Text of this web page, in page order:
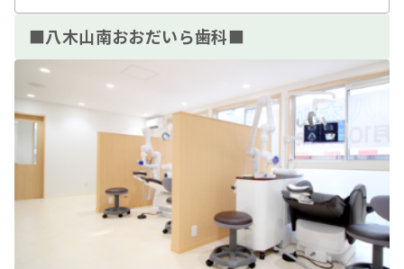
■八木山南おおだいら歯科■